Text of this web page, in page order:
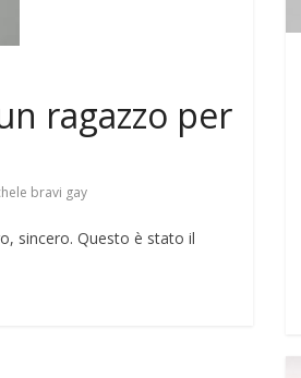
ragazzo per
bravi gay
sincero. Questo è stato il